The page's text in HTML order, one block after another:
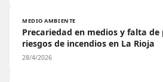
MEDIO AMBIENTE
Precariedad en medios y falta
riesgos de incendios en La Rioja
28/4/2026